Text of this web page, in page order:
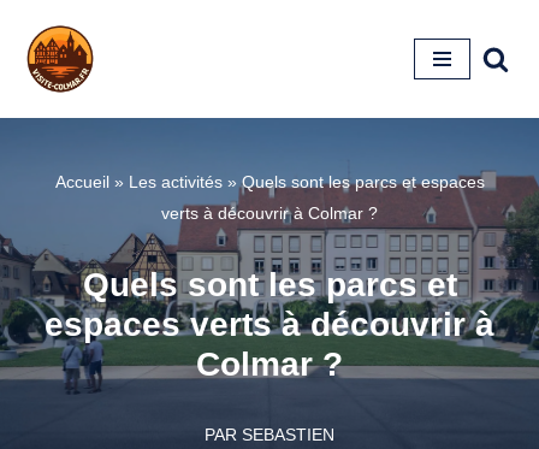
Aller
Accueil» Les activités» Quels sont les parcs et espaces
verts à découvrir à Colmar ?
Quels sont les parcs et
espaces verts à découvrir à
Colmar ?
PAR SEBASTIEN